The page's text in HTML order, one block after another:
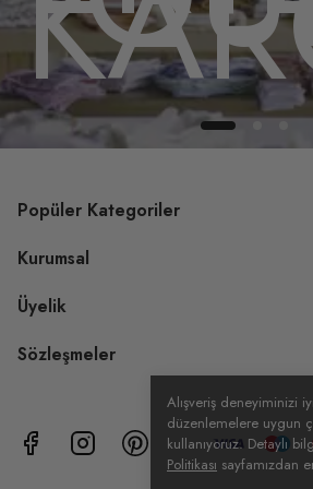
Alışveriş deneyiminizi
düzenlemelere uygun
kullanıyoruz. Detaylı
Politikası sayfamızdan
Popüler Kategoriler
Kurumsal
Üyelik
Sözleşmeler